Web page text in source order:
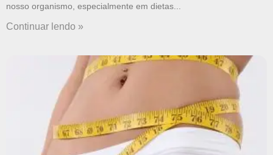
nosso organismo, especialmente em dietas
Continuar lendo »